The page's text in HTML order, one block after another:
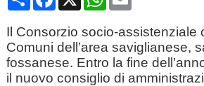
Il Consorzio socio-assistenziale
Comuni dell’area saviglianese,
fossanese. Entro la fine
il nuovo consiglio di